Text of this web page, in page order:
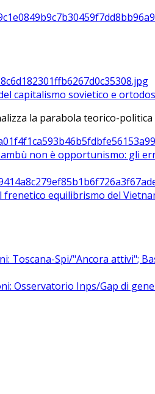
capitalismo sovietico e
la parabola teorico-
non è opportunismo: gli
frenetico equilibrismo del
Toscana-Spi/"Ancora attivi";
Osservatorio Inps/Gap di